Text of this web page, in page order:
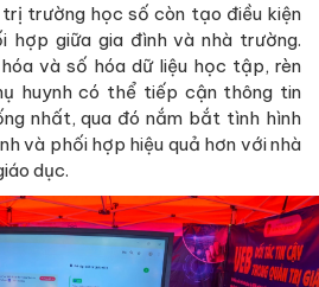
trường học số còn tạo điều kiện
hợp giữa gia đình và nhà trường.
và số hóa dữ liệu học tập, rèn
huynh có thể tiếp cận thông tin
nhất, qua đó nắm bắt tình hình
và phối hợp hiệu quả hơn với nhà
dục.